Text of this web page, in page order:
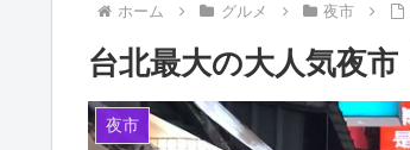
ホーム グルメ 夜市
台北最大の大人気夜市
夜市